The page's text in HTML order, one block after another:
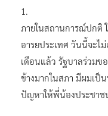
1.
ภายในสถานการณ์ปกติ
อารยประเทศ วันนี้จะไ
เดือนแล้ว รัฐบาลร่วมข
ข้างมากในสภา มีผมเป็
ปัญหาให้พี่น้องประชาช